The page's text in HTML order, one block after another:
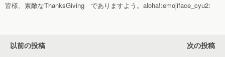
皆様、素敵なThanksGiving でありますよう。aloha!:emojiface_cyu2:
以前の投稿 次の投稿